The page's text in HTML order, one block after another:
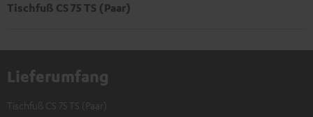
Tischfuß CS 75 TS (Paar)
Lieferumfang
Tischfuß CS 75 TS (Paar)